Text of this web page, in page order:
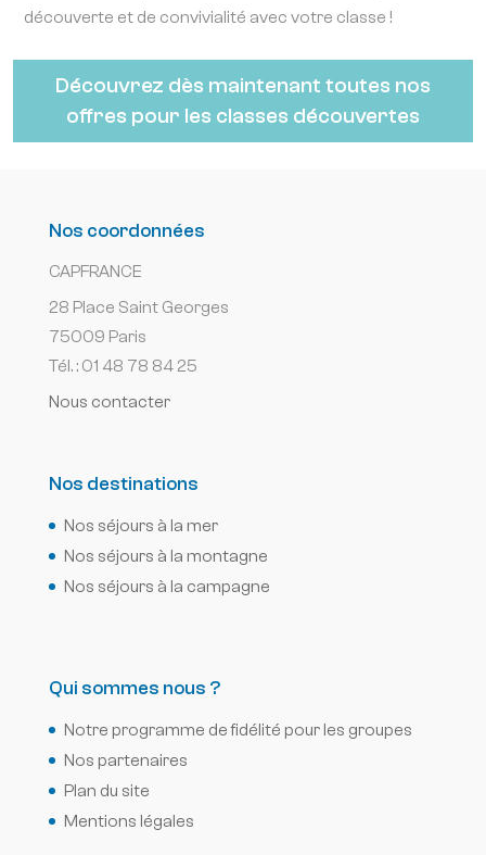
découverte et de convivialité avec votre classe !
Découvrez dès maintenant toutes nos
offres pour les classes découvertes
Nos coordonnées
CAPFRANCE
28 Place Saint Georges
75009 Paris
Tél. : 01 48 78 84 25
Nous contacter
Nos destinations
Nos séjours à la mer
Nos séjours à la montagne
Nos séjours à la campagne
Qui sommes nous ?
Notre programme de fidélité pour les groupes
Nos partenaires
Plan du site
Mentions légales